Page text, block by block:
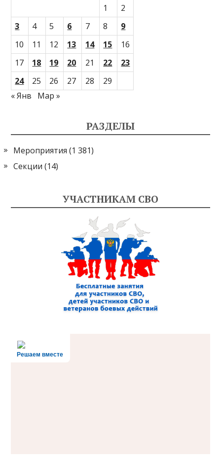
1
2
3
4 5 6 7 8
9
10
11 12 13 14 15
16
17
18 19 20 21 22
23
24
25 26 27 28
29
« Янв
Мар »
РАЗДЕЛЫ
Мероприятия (1 381)
Секции (14)
УЧАСТНИКАМ СВО
Решаем вместе